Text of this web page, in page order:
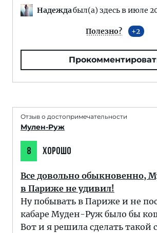
Надеждабыл(а) здесь в июле
Полезно? 2
Отзыв о достопримечательности
Мулен-Руж
8 ХОРОШО
Все довольно обыкновенно,
в Париже не удивил!
Ну побывать в Париже и не
кабаре Муден-Руж было бы
Вот и я решила сделать такой